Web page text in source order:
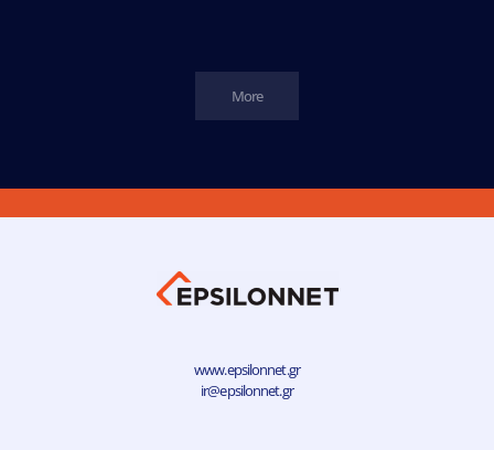
More
www.epsilonnet.gr
ir@epsilonnet.gr